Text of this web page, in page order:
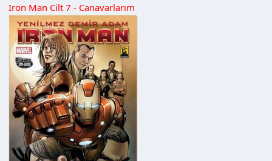
dünyasından koptuğu söylentileri de tuzu biberi oldu.
Ama Hammer kızları daha yeni başladılar. War Machine’e
Pentagon’un emri ile yasak gelmişken, Pepper onu
Rescue yapan itici güç teknolojisine sahip kalbe sahip
olmakla uğraşırken ve de Tony’nin Resilient takımı temiz
enerji teknolojisini hayata geçirme konusunda
bocalarken durumlarının pek de iç açıcı olduğu
söylenemez. Demir Adam çok geçmeden “Resilient’in” ne
demek olduğunu kemiklerine kadar hissedecek.
(Tanıtım Bülteninden)
Hamur Tipi : 1. Hamur
Medya Cinsi : Ciltsiz
Iron Man Cilt 7 - Canavarlarım